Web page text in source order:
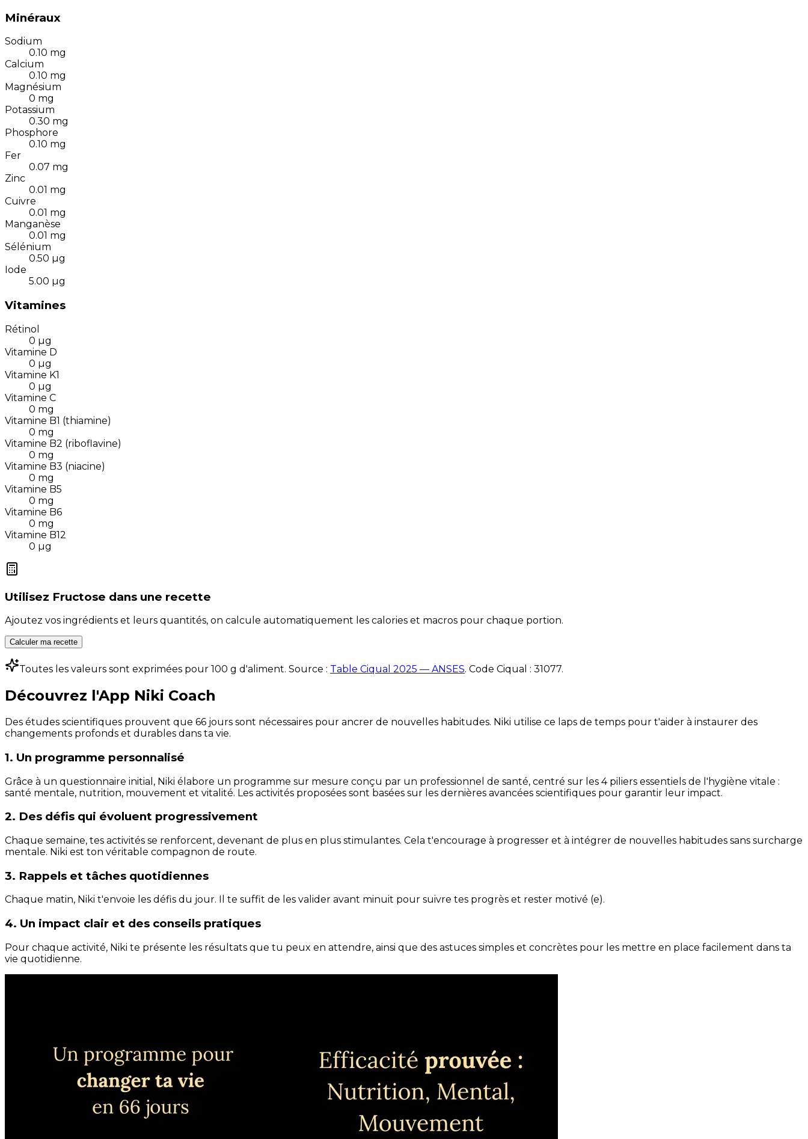
Minéraux
Sodium
0.10 mg
Calcium
0.10 mg
Magnésium
0 mg
Potassium
0.30 mg
Phosphore
0.10 mg
Fer
0.07 mg
Zinc
0.01 mg
Cuivre
0.01 mg
Manganèse
0.01 mg
Sélénium
0.50 µg
Iode
5.00 µg
Vitamines
Rétinol
0 µg
Vitamine D
0 µg
Vitamine K1
0 µg
Vitamine C
0 mg
Vitamine B1 (thiamine)
0 mg
Vitamine B2 (riboflavine)
0 mg
Vitamine B3 (niacine)
0 mg
Vitamine B5
0 mg
Vitamine B6
0 mg
Vitamine B12
0 µg
Utilisez Fructose dans une recette
Ajoutez vos ingrédients et leurs quantités, on calcule automatiquement les calories et macros pour chaque portion.
Calculer ma recette
Toutes les valeurs sont exprimées pour 100 g d'aliment. Source : Table Ciqual 2025 — ANSES. Code Ciqual : 31077.
Découvrez l'App Niki Coach
Des études scientifiques prouvent que 66 jours sont nécessaires pour ancrer de nouvelles habitudes. Niki utilise ce laps de temps pour t'aider à instaurer des
changements profonds et durables dans ta vie.
1. Un programme personnalisé
Grâce à un questionnaire initial, Niki élabore un programme sur mesure conçu par un professionnel de santé, centré sur les 4 piliers essentiels de l'hygiène vitale :
santé mentale, nutrition, mouvement et vitalité. Les activités proposées sont basées sur les dernières avancées scientifiques pour garantir leur impact.
2. Des défis qui évoluent progressivement
Chaque semaine, tes activités se renforcent, devenant de plus en plus stimulantes. Cela t'encourage à progresser et à intégrer de nouvelles habitudes sans surcharge
mentale. Niki est ton véritable compagnon de route.
3. Rappels et tâches quotidiennes
Chaque matin, Niki t'envoie les défis du jour. Il te suffit de les valider avant minuit pour suivre tes progrès et rester motivé (e).
4. Un impact clair et des conseils pratiques
Pour chaque activité, Niki te présente les résultats que tu peux en attendre, ainsi que des astuces simples et concrètes pour les mettre en place facilement dans ta
vie quotidienne.